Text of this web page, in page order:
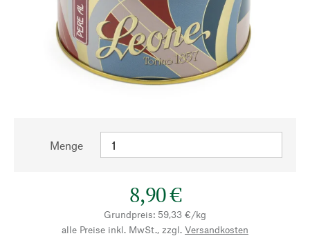
Menge
8,90 €
Grundpreis: 59,33 €/kg
alle Preise inkl. MwSt., zzgl. Versandkosten